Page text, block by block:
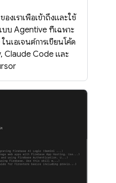
งเราเพื่อเข้าถึงและใช้
บ Agentive ที่เฉพาะ
นเอเจนต์การเขียนโค้ด
Claude Code และ